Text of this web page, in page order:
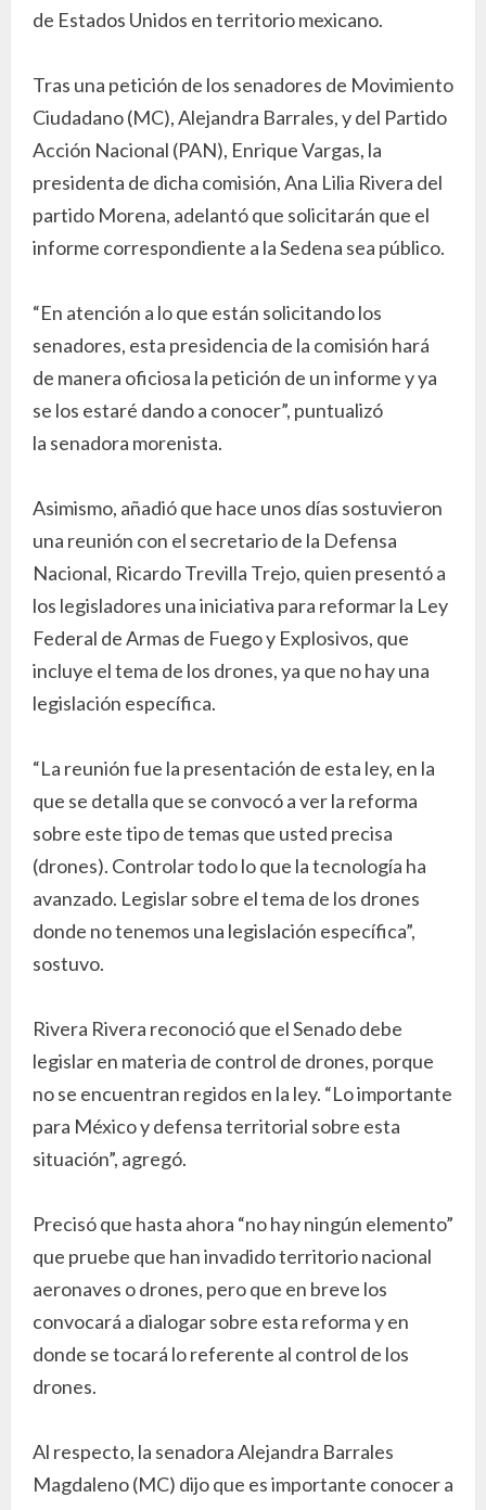
de Estados Unidos en territorio mexicano.
Tras una petición de los senadores de Movimiento
Ciudadano (MC), Alejandra Barrales, y del Partido
Acción Nacional (PAN), Enrique Vargas, la
presidenta de dicha comisión, Ana Lilia Rivera del
partido Morena, adelantó que solicitarán que el
informe correspondiente a la Sedena sea público.
“En atención a lo que están solicitando los
senadores, esta presidencia de la comisión hará
de manera oficiosa la petición de un informe y ya
se los estaré dando a conocer”, puntualizó
la senadora morenista.
Asimismo, añadió que hace unos días sostuvieron
una reunión con el secretario de la Defensa
Nacional, Ricardo Trevilla Trejo, quien presentó a
los legisladores una iniciativa para reformar la Ley
Federal de Armas de Fuego y Explosivos, que
incluye el tema de los drones, ya que no hay una
legislación específica.
“La reunión fue la presentación de esta ley, en la
que se detalla que se convocó a ver la reforma
sobre este tipo de temas que usted precisa
(drones). Controlar todo lo que la tecnología ha
avanzado. Legislar sobre el tema de los drones
donde no tenemos una legislación específica”,
sostuvo.
Rivera Rivera reconoció que el Senado debe
legislar en materia de control de drones, porque
no se encuentran regidos en la ley. “Lo importante
para México y defensa territorial sobre esta
situación”, agregó.
Precisó que hasta ahora “no hay ningún elemento”
que pruebe que han invadido territorio nacional
aeronaves o drones, pero que en breve los
convocará a dialogar sobre esta reforma y en
donde se tocará lo referente al control de los
drones.
Al respecto, la senadora Alejandra Barrales
Magdaleno (MC) dijo que es importante conocer a